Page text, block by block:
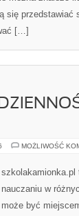
się przedstawiać
[…]
MOŻLIWOŚĆ
szkolakamionka.pl
nauczaniu w
może być